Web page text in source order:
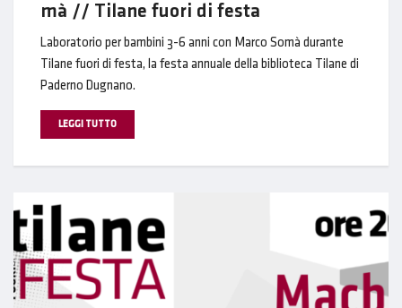
mà // Tilane fuori di festa
Laboratorio per bambini 3-6 anni con Marco Somà durante
Tilane fuori di festa, la festa annuale della biblioteca Tilane di
Paderno Dugnano.
LEGGI TUTTO